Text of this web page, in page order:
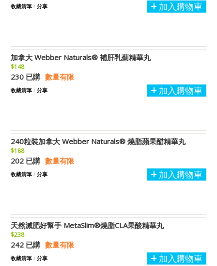
加入購物車
收藏清單 / 分享
加拿大 Webber Naturals® 補肝乳薊精華丸
$148
230 已購 數量有限
加入購物車
收藏清單 / 分享
240粒裝加拿大 Webber Naturals® 燒脂蘋果醋精華丸
$188
202 已購 數量有限
加入購物車
收藏清單 / 分享
天然減肥好幫手 MetaSlim®燒脂CLA果酸精華丸
$238
242 已購 數量有限
加入購物車
收藏清單 / 分享